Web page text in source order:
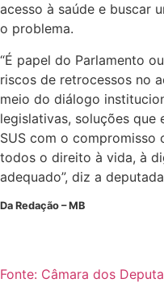
acesso à saúde e buscar
o problema.
“É papel do Parlamento
riscos de retrocessos no
meio do diálogo
legislativas, soluções que
SUS com o compromisso
todos o direito à vida, à
adequado”, diz a
Da Redação – MB
Fonte: Câmara dos